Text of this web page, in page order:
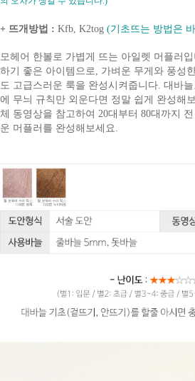
+ 뜨개방법 : Kfb, K2tog (기초뜨는 방법은
모헤어 한볼로 가볍게 뜨는 아일렛 머플러입
하기 좋은 아이템으로, 가벼운 무게와 풍성
도 고급스러운 룩을 완성시켜줍니다. 대바
에 무늬 규칙만 외운다면 정말 쉽게 완성해
체 동영상을 참고하여 20대부터 80대까지
운 머플러를 완성해보세요.